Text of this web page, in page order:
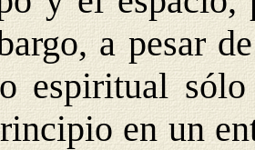
a pesar
espiritual
en un